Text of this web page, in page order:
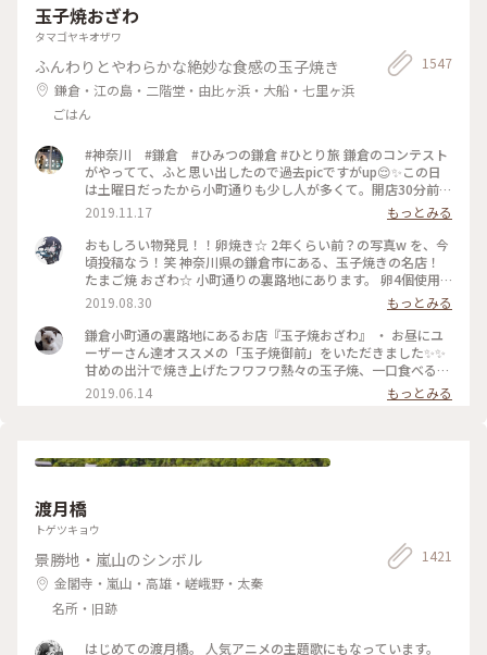
玉子焼おざわ
タマゴヤキオザワ
ふんわりとやわらかな絶妙な食感の玉子焼き
鎌倉・江の島・二階堂・由比ヶ浜・大船・七里ヶ浜
ごはん
1547
#神奈川 #鎌倉 #ひみつの鎌倉 #ひとり旅 鎌倉のコンテスト
がやってて、ふと思い出したので過去picですがup😌✨この日
は土曜日だったから小町通りも少し人が多くて。開店30分前に
並び始めて、既に前に10人ほどいましたよ〜。運良く1巡目で
入れたので、玉子焼きを注文😎なんともいえない甘さと出汁の
お味と、、、とりあえず美味😂笑！また機会があれば行きたい
なあ。
2019.11.17
もっとみる
おもしろい物発見！！卵焼き☆ 2年くらい前？の写真w を、今
頃投稿なう！笑 神奈川県の鎌倉市にある、玉子焼きの名店！
たまご焼 おざわ☆ 小町通りの裏路地にあります。 卵4個使用
で、砂糖醤油の風味の後に、出汁の風味と旨みが来る感じでし
た！ 口当たりは柔らでした！ 記憶でわ… 開店の11時半前に行
ったのに、長者の列で30分以上待った記憶が… 懐かし～ ま
た、食べに行きたいな～ #神奈川 #鎌倉 #玉子焼き #おざわ #御
膳 #名店 #小町通り #裏 #過去
2019.08.30
もっとみる
鎌倉小町通の裏路地にあるお店『玉子焼おざわ』 ・ お昼にユ
ーザーさん達オススメの「玉子焼御前」をいただきました✨✨
甘めの出汁で焼き上げたフワフワ熱々の玉子焼、一口食べると
旨味がジュワーッと広がります😆 この味は絶対家で再現でき
ない美味しさです🌟 ・ ちなみに、ご飯の上の昆布もいいお
倉 #小町通り
2019.06.14 もっとみる
渡月橋
トゲツキョウ
景勝地・嵐山のシンボル
金閣寺・嵐山・高雄・嵯峨野・太秦
名所・旧跡
1421
はじめての渡月橋。 人気アニメの主題歌にもなっています。